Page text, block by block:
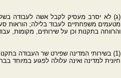
(ג) לא יסרב מעסיק לקבל אשה לעבודה
מטעמים משפחתיים לעבוד בלילה; הוראות
והרווחה בתקנות וכן על שירותים, מקומות,
(1) בשירותי המדינה שפירט שר העבודה
חיונית למדינה ואינה עלולה לפגוע במיוחד